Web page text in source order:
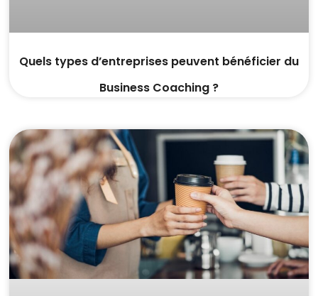
Quels types d’entreprises peuvent bénéficier du
Business Coaching ?